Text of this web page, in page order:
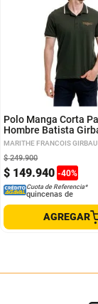
Polo Manga Corta
Hombre Batista
MARITHE FRANCOIS
$ 149.940 -40%
$ 249.900
Cuota de Referencia*
quincenas de
AGREGAR